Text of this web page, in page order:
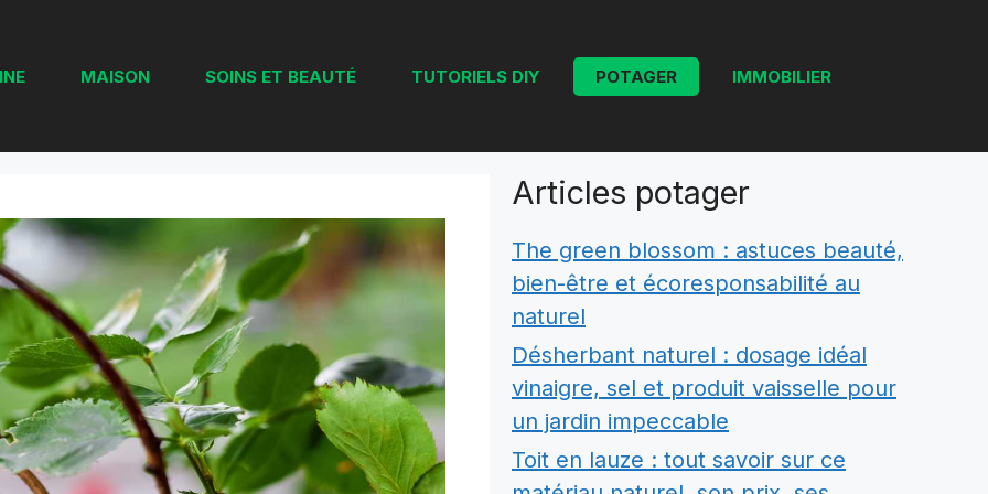
MAISON SOINS ET BEAUTÉ TUTORIELS DIY POTAGER IMMOBILIER
Articles potager
The green blossom : astuces beauté,
bien-être et écoresponsabilité au
naturel
Désherbant naturel : dosage idéal
vinaigre, sel et produit vaisselle pour
un jardin impeccable
Toit en lauze : tout savoir sur ce